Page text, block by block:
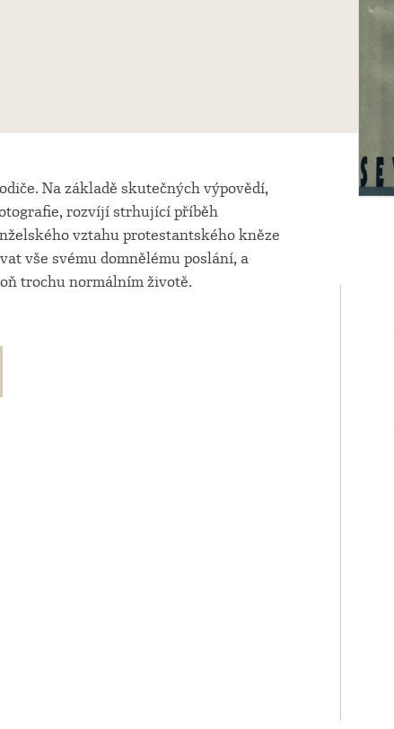
Na základě skutečných výpovědí,
rozvíjí strhující příběh
vztahu protestantského kněze
vše svému domnělému poslání, a
trochu normálním životě.